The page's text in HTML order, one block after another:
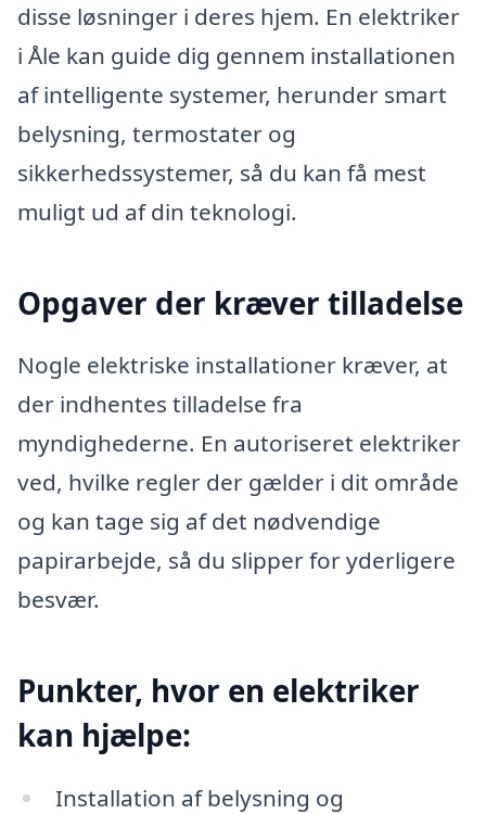
disse løsninger i deres hjem. En elektriker
i Åle kan guide dig gennem installationen
af intelligente systemer, herunder smart
belysning, termostater og
sikkerhedssystemer, så du kan få mest
muligt ud af din teknologi.
Opgaver der kræver tilladelse
Nogle elektriske installationer kræver, at
der indhentes tilladelse fra
myndighederne. En autoriseret elektriker
ved, hvilke regler der gælder i dit område
og kan tage sig af det nødvendige
papirarbejde, så du slipper for yderligere
besvær.
Punkter, hvor en elektriker
kan hjælpe:
Installation af belysning og